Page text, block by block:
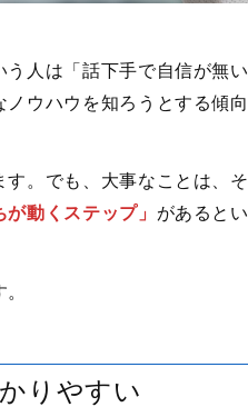
人は「話下手で自信が無
ウハウを知ろうとする傾向
。でも、大事なことは、
が動くステップ」 があると
りやすい